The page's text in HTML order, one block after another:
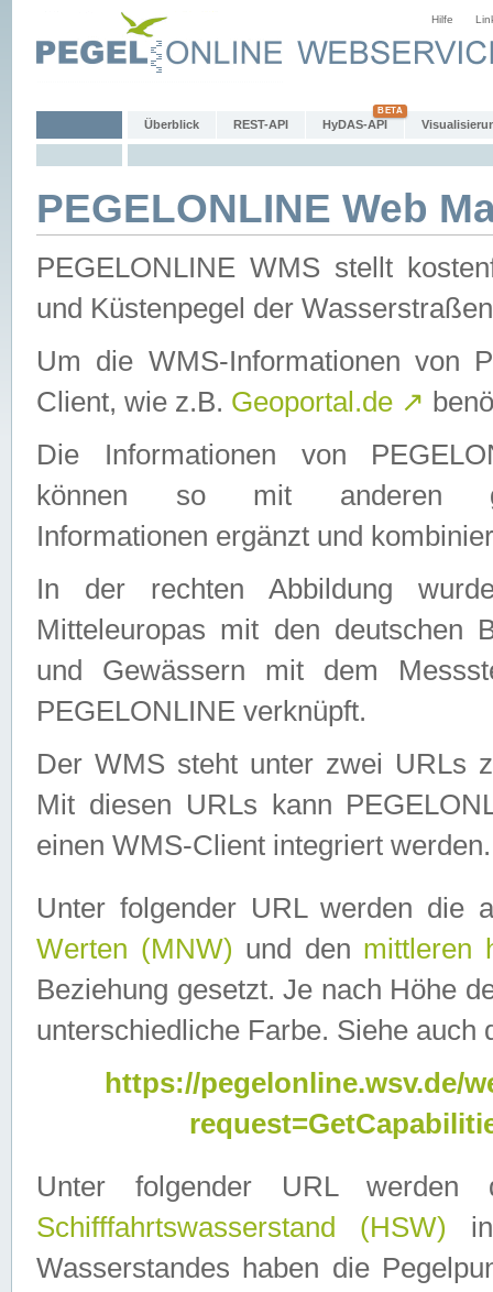
Hilfe
Überblick REST-API HyDAS-API
PEGELONLINE Web
PEGELONLINE WMS stellt
und Küstenpegel der
Um die WMS-Informationen von
Client, wie z.B. Geoportal.de ↗
Die Informationen von
können so mit anderen
Informationen ergänzt und
In der rechten Abbildung
Mitteleuropas mit den deutschen
und Gewässern mit dem
PEGELONLINE verknüpft.
Der WMS steht unter zwei URLs
Mit diesen URLs kann
einen WMS-Client integriert werden.
Unter folgender URL werden die
Werten (MNW) und den mittleren
Beziehung gesetzt. Je nach Höhe
unterschiedliche Farbe. Siehe auch
https://pegelonline.wsv.de/
Unter folgender URL
Schifffahrtswasserstand (HSW)
Wasserstandes haben die